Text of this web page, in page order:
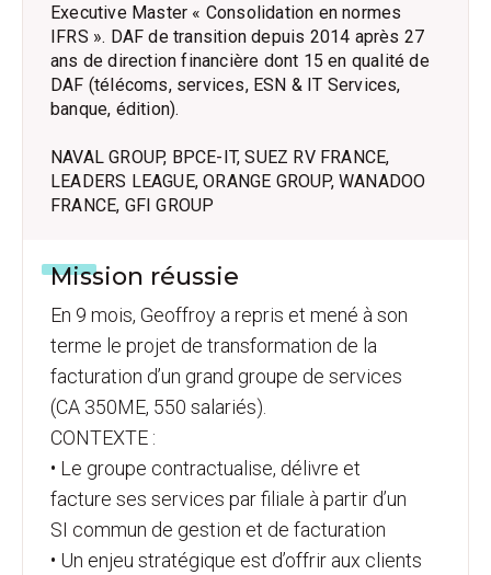
Executive Master « Consolidation en normes
IFRS ». DAF de transition depuis 2014 après 27
ans de direction financière dont 15 en qualité de
DAF (télécoms, services, ESN & IT Services,
banque, édition).
NAVAL GROUP, BPCE-IT, SUEZ RV FRANCE,
LEADERS LEAGUE, ORANGE GROUP, WANADOO
FRANCE, GFI GROUP
Mission réussie
En 9 mois, Geoffroy a repris et mené à son
terme le projet de transformation de la
facturation d’un grand groupe de services
(CA 350ME, 550 salariés).
CONTEXTE :
• Le groupe contractualise, délivre et
facture ses services par filiale à partir d’un
SI commun de gestion et de facturation
• Un enjeu stratégique est d’offrir aux clients